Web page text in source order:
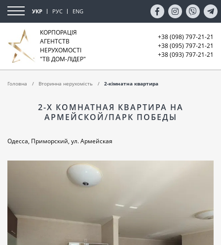
УКР РУС ENG
КОРПОРАЦІЯ
АГЕНТСТВ
НЕРУХОМОСТІ
"ТВ ДОМ-ЛІДЕР"
+38 (098) 797-21-21
+38 (095) 797-21-21
+38 (093) 797-21-21
Головна Вторинна нерухомість 2-кімнатна квартира
2-Х КОМНАТНАЯ КВАРТИРА НА
АРМЕЙСКОЙ/ПАРК ПОБЕДЫ
Одесса, Приморский, ул. Армейская